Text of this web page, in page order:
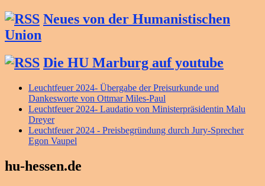
Neues von der Humanistischen
Union
Die HU Marburg auf youtube
Leuchtfeuer 2024- Übergabe der Preisurkunde und
Dankesworte von Ottmar Miles-Paul
Leuchtfeuer 2024- Laudatio von Ministerpräsidentin Malu
Dreyer
Leuchtfeuer 2024 - Preisbegründung durch Jury-Sprecher
Egon Vaupel
hu-hessen.de